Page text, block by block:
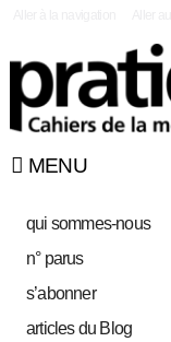
MENU
qui sommes-nous
n° parus
s’abonner
articles du Blog